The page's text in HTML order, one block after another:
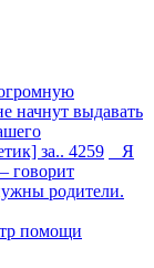
начнут выдавать
за.. 4259
Я
родители.
помощи